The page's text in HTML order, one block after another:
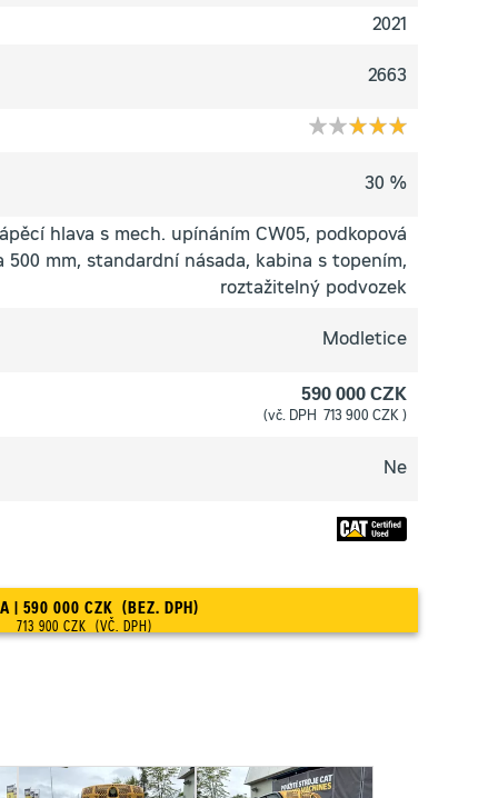
2021
2663
30 %
hlava s mech. upínáním CW05, podkopová
500 mm, standardní násada, kabina s topením,
roztažitelný podvozek
Modletice
590 000 CZK
(vč. DPH 713 900 CZK )
Ne
CENA | 590 000 CZK (BEZ. DPH)
713 900 CZK (VČ. DPH)